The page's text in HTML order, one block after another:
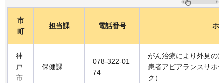
市
町
担当課 電話番号 ホ
神
戸
市
保健課
078-322-01
74
がん治療により外見の
患者アピアランスサポ
ク）